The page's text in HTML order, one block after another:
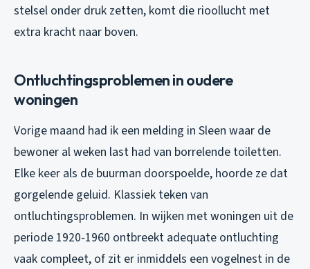
stelsel onder druk zetten, komt die rioollucht met
extra kracht naar boven.
Ontluchtingsproblemen in oudere
woningen
Vorige maand had ik een melding in Sleen waar de
bewoner al weken last had van borrelende toiletten.
Elke keer als de buurman doorspoelde, hoorde ze dat
gorgelende geluid. Klassiek teken van
ontluchtingsproblemen. In wijken met woningen uit de
periode 1920-1960 ontbreekt adequate ontluchting
vaak compleet, of zit er inmiddels een vogelnest in de